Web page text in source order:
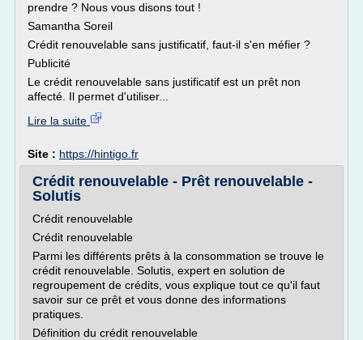
prendre ? Nous vous disons tout !
Samantha Soreil
Crédit renouvelable sans justificatif, faut-il s'en méfier ?
Publicité
Le crédit renouvelable sans justificatif est un prêt non
affecté. Il permet d'utiliser...
Lire la suite
Site : https://hintigo.fr
Crédit renouvelable - Prêt renouvelable -
Solutis
Crédit renouvelable
Crédit renouvelable
Parmi les différents prêts à la consommation se trouve le
crédit renouvelable. Solutis, expert en solution de
regroupement de crédits, vous explique tout ce qu'il faut
savoir sur ce prêt et vous donne des informations
pratiques.
Définition du crédit renouvelable